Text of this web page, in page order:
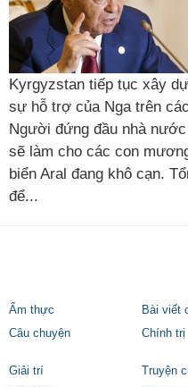
Kyrgyzstan tiếp tục xây
sự hỗ trợ của Nga trên
Người đứng đầu nhà
sẽ làm cho các con
biển Aral đang khô cạn.
để...
Ẩm thực Bài viết
Câu chuyện
Chính trị
Giải trí
Truyện